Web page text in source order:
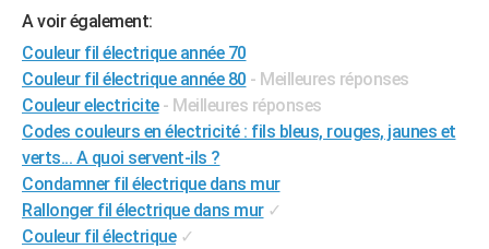
A voir également:
Couleur fil électrique année 70
Couleur fil électrique année 80 - Meilleures réponses
Couleur electricite - Meilleures réponses
Codes couleurs en électricité : fils bleus, rouges, jaunes et
verts... A quoi servent-ils ?
Condamner fil électrique dans mur
Rallonger fil électrique dans mur ✓
Couleur fil électrique ✓